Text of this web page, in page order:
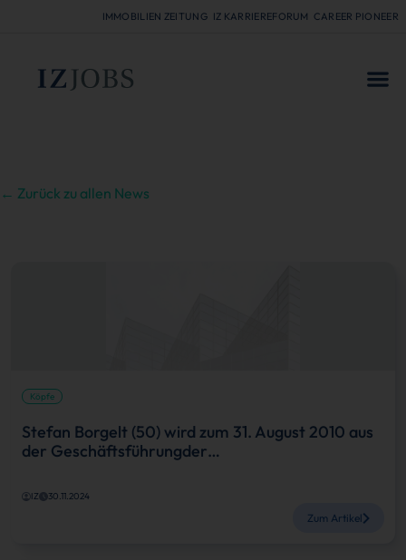
IMMOBILIEN ZEITUNG IZ KARRIEREFORUM CAREER PIONEER
← Zurück zu allen News
Köpfe
Stefan Borgelt (50) wird zum 31. August 2010 aus
der Geschäftsführungder…
IZ 30.11.2024
Zum Artikel